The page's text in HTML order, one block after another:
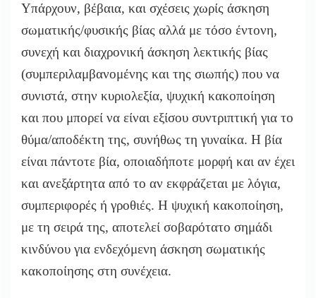
Υπάρχουν, βέβαια, και σχέσεις χωρίς άσκηση
σωματικής/φυσικής βίας αλλά με τόσο έντονη,
συνεχή και διαχρονική άσκηση λεκτικής βίας
(συμπεριλαμβανομένης και της σιωπής) που να
συνιστά, στην κυριολεξία, ψυχική κακοποίηση
και που μπορεί να είναι εξίσου συντριπτική για το
θύμα/αποδέκτη της, συνήθως τη γυναίκα. Η βία
είναι πάντοτε βία, οποιαδήποτε μορφή και αν έχει
και ανεξάρτητα από το αν εκφράζεται με λόγια,
συμπεριφορές ή γροθιές. Η ψυχική κακοποίηση,
με τη σειρά της, αποτελεί σοβαρότατο σημάδι
κινδύνου για ενδεχόμενη άσκηση σωματικής
κακοποίησης στη συνέχεια.